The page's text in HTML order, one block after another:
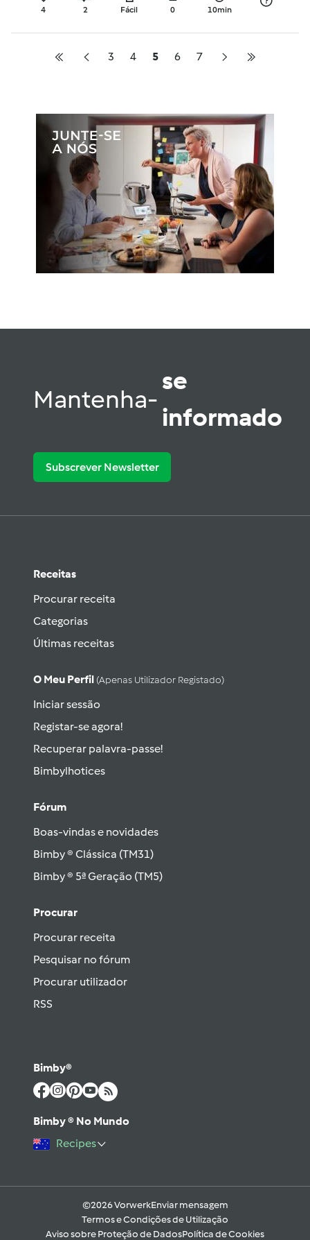
4 2 Fácil 0 10min
3 4 5 6 7
Mantenha-
se
informado
Subscrever Newsletter
Receitas
Procurar receita
Categorias
Últimas receitas
O Meu Perfil (apenas Utilizador Registado)
Iniciar sessão
Registar-se agora!
Recuperar palavra-passe!
Bimbylhotices
Fórum
Boas-vindas e novidades
Bimby ® Clássica (TM31)
Bimby ® 5ª Geração (TM5)
Procurar
Procurar receita
Pesquisar no fórum
Procurar utilizador
RSS
Bimby®
Bimby ® No Mundo
Recipes
©2026 VorwerkEnviar mensagem
Termos e Condições de Utilização
Aviso sobre Proteção de DadosPolítica de Cookies